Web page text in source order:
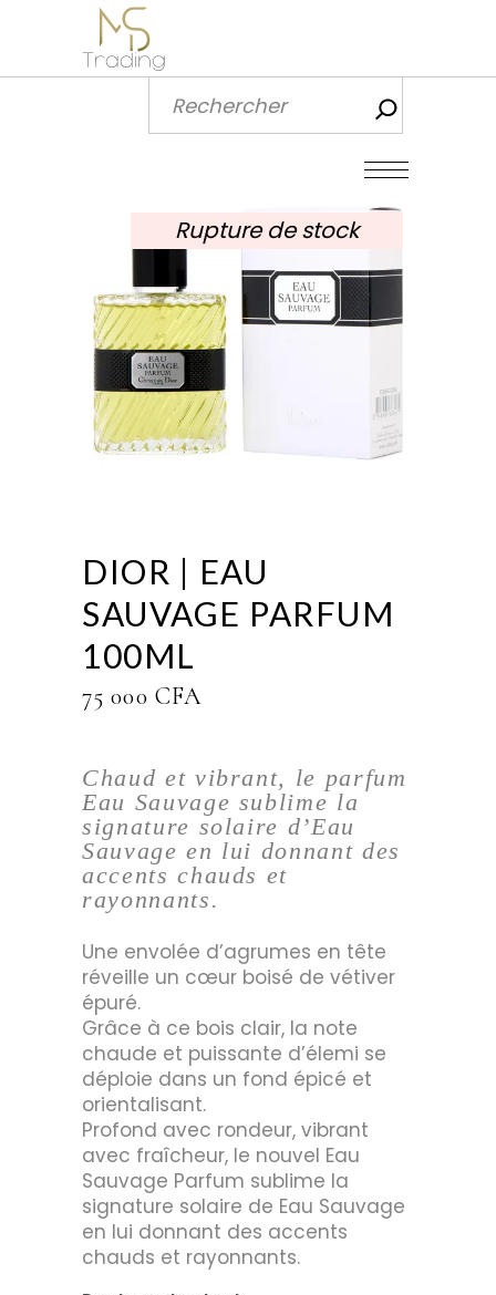
Rupture de stock
DIOR | EAU
SAUVAGE PARFUM
100ML
75 000 CFA
Chaud et vibrant, le parfum
Eau Sauvage sublime la
signature solaire d’Eau
Sauvage en lui donnant des
accents chauds et
rayonnants.
Une envolée d’agrumes en tête
réveille un cœur boisé de vétiver
épuré.
Grâce à ce bois clair, la note
chaude et puissante d’élemi se
déploie dans un fond épicé et
orientalisant.
Profond avec rondeur, vibrant
avec fraîcheur, le nouvel Eau
Sauvage Parfum sublime la
signature solaire de Eau Sauvage
en lui donnant des accents
chauds et rayonnants.